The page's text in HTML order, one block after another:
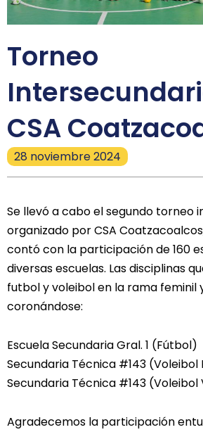
Torneo
CSA
28 noviembre 2024
Se llevó a cabo el segundo torneo
organizado por CSA
contó con la participación de 160
diversas escuelas. Las disciplinas
futbol y voleibol en la rama feminil
coronándose:
Escuela Secundaria Gral. 1 (Fútbol)
Secundaria Técnica #143 (Voleibol
Secundaria Técnica #143 (Voleibol
Agradecemos la participación